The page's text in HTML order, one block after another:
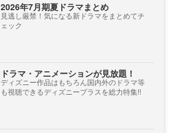
2026年7月期夏ドラマまとめ
見逃し厳禁！気になる新ドラマをまとめてチ
ェック
ドラマ・アニメーションが見放題！
ディズニー作品はもちろん国内外のドラマ等
も視聴できるディズニープラスを総力特集!!